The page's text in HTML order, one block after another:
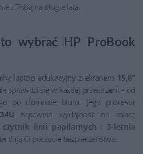
z Tobą na długie lata.
wybrać HP ProBook
laptop edukacyjny z ekranem 15,6”
sprawdzi się w każdej przestrzeni – od
po domowe biuro. Jego procesor
zapewnia wydajność na miarę
czytnik linii papilarnych i 3-letnia
dają Ci poczucie bezpieczeństwa.